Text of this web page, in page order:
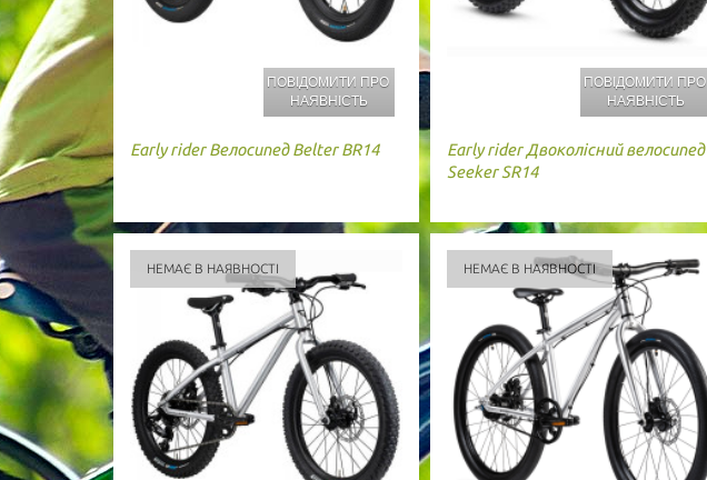
ПОВІДОМИТИ ПРО
НАЯВНІСТЬ
Early rider Велосипед Belter BR14
ПОВІДОМИТИ ПРО
НАЯВНІСТЬ
Early rider Двоколісний велосипед
Seeker SR14
НЕМАЄ В НАЯВНОСТІ НЕМАЄ В НАЯВНОСТІ